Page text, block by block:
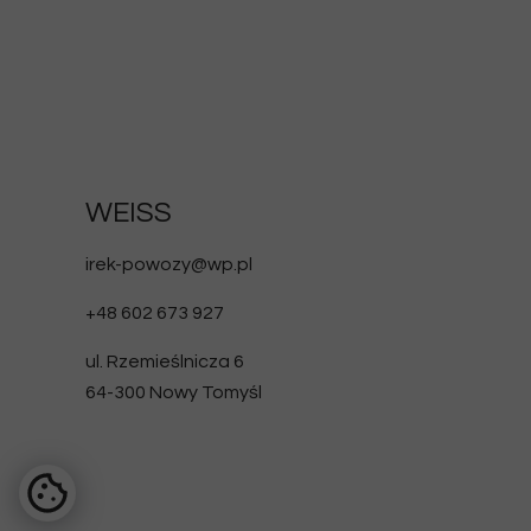
WEISS
irek-powozy@wp.pl
+48 602 673 927
ul. Rzemieślnicza 6
64-300 Nowy Tomyśl